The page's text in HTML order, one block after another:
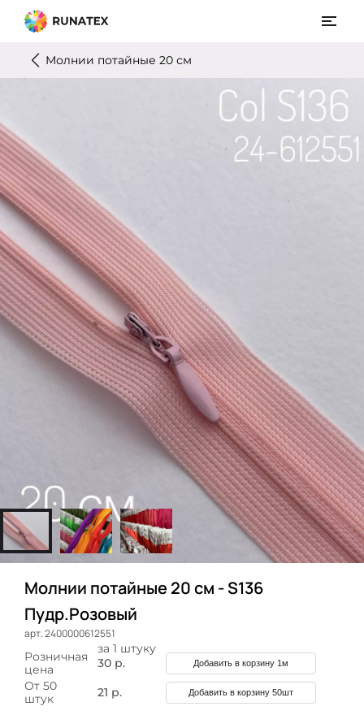
Молнии потайные 20 см
Молнии потайные 20 см - S136
Пудр.Розовый
арт. 2400000612551
за 1 штуку
Розничная
цена
30 р. Добавить в корзину 1м
От 50
штук
21 р. Добавить в корзину 50шт